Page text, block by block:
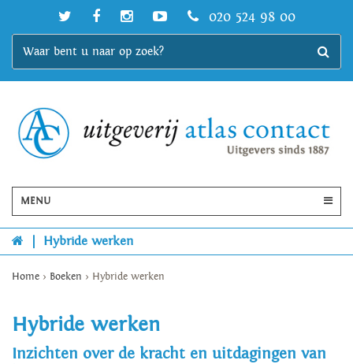
020 524 98 00
MENU
Hybride werken
Home > Boeken > Hybride werken
Hybride werken
Inzichten over de kracht en uitdagingen van